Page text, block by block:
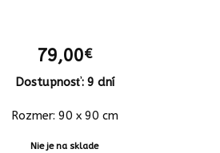
79,00€
Dostupnosť: 9 dní
Rozmer: 90 x 90 cm
Nie je na sklade